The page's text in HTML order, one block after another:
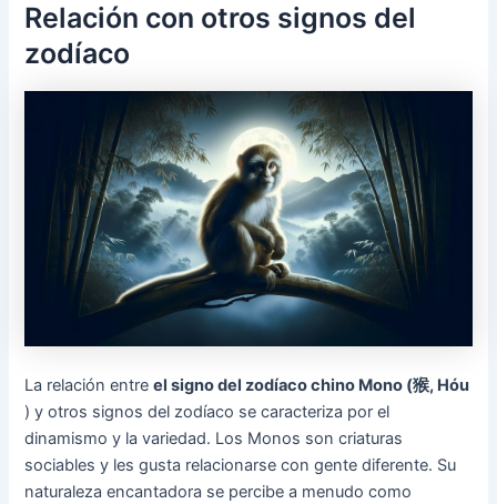
Relación con otros signos del
zodíaco
La relación entreel signo del zodíaco chino Mono (猴, Hóu
) y otros signos del zodíaco se caracteriza por el
dinamismo y la variedad. Los Monos son criaturas
sociables y les gusta relacionarse con gente diferente. Su
naturaleza encantadora se percibe a menudo como